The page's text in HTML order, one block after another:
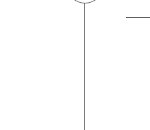
Telegram
on